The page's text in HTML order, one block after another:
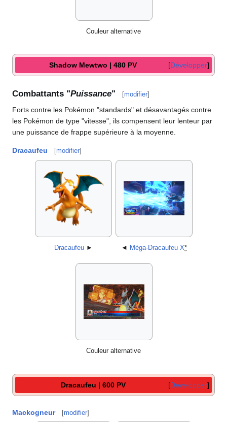
Couleur alternative
Développer
Shadow Mewtwo | 480 PV
Combattants "Puissance" [modifier]
Forts contre les Pokémon "standards" et désavantagés contre
les Pokémon de type "vitesse", ils compensent leur lenteur par
une puissance de frappe supérieure à la moyenne.
Dracaufeu [modifier]
Dracaufeu► ◄ Méga-Dracaufeu X*
Couleur alternative
Développer
Dracaufeu | 600 PV
Mackogneur [modifier]